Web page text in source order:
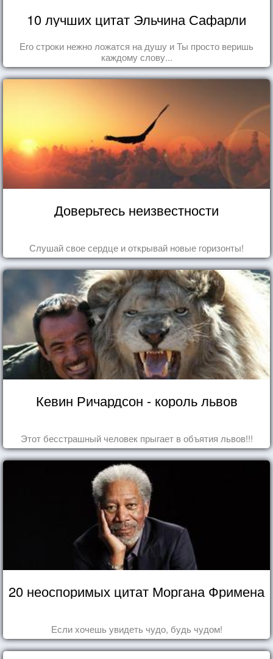
10 лучших цитат Эльчина Сафарли
Его строки нежно ложатся на душу и Ты просто веришь
каждому слову...
Доверьтесь неизвестности
Слушай свое сердце и открывай новые горизонты!
Кевин Ричардсон - король львов
Этот бесстрашный человек прыгает в объятия львов!!!
20 неоспоримых цитат Моргана Фримена
Если хочешь увидеть чудо, будь чудом!